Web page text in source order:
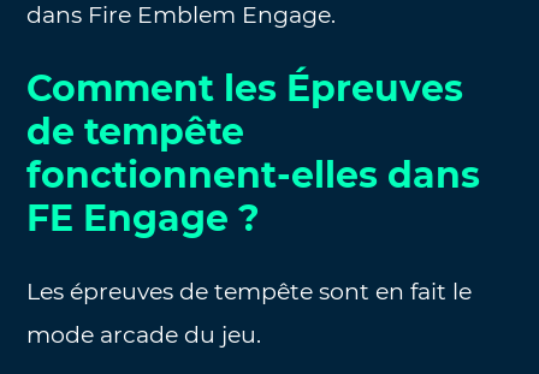
dans Fire Emblem Engage.
Comment les Épreuves
de tempête
fonctionnent-elles dans
FE Engage ?
Les épreuves de tempête sont en fait le
mode arcade du jeu.